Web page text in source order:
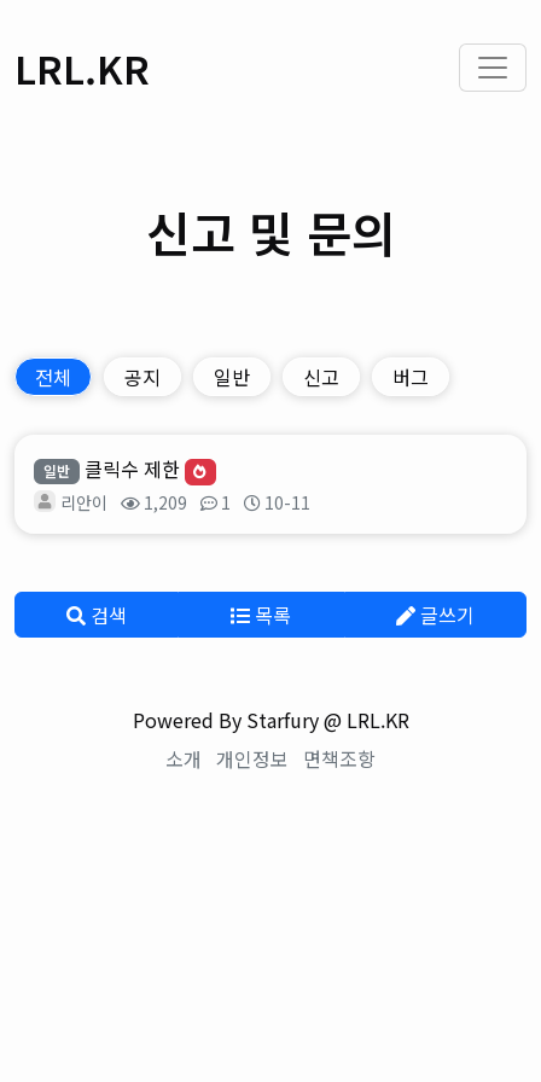
LRL.KR
신고 및 문의
전체 공지 일반 신고 버그
일반 클릭수 제한
리안이 1,209 1 10-11
검색 목록 글쓰기
Powered By Starfury @ LRL.KR
소개 개인정보 면책조항